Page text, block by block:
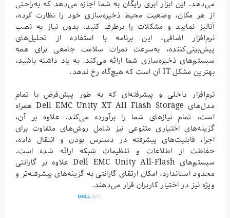
می‌دهد. این ابزار ابری رایگان به شما اجازه می‌دهد که به‌راحتی
از هر مکان، وضعیت محیط ذخیره‌سازی خود را نظارت کرده،
آنالیز نمایید و مشکلات را برطرف کنید. بدون نیاز به نصب
نرم‌افزار اضافی، این برنامه با استفاده از تحلیل‌های
پیش‌بینی‌کننده، به‌سرعت نمرات سلامت جامعی برای همه
سیستم‌های ذخیره‌سازی شما ارائه می‌کند. به یاد داشته باشید،
بهترین مشکل IT آن است که هیچ‌گاه رخ ندهد.
نرم‌افزار داخلی و پیشرفته‌ای که به طور پیش‌فرض با تمام
مدل‌های Dell EMC Unity XT All Flash Storage همراه
است، تمام نیازهای شما را برآورده می‌کند. علاوه بر آن،
گزینه‌های اختیاری متنوعی نیز شامل روش‌های متفاوت برای
اجرا، قابلیت‌های پیشرفته در دسترس بودن و انتقال داده،
حفاظت از اطلاعات و تنظیمات شبکه ارائه شده است.
سیستم‌های Dell EMC Unity All-Flash علاوه بر گارانتی
محدود استاندارد، امکان ارتقای گارانتی به گزینه‌های پیشرفته‌تر و
ویژه نیز در اختیار کاربران قرار می‌دهند.